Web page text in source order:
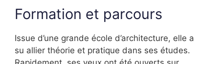
Formation et parcours
Issue d’une grande école d’architecture, elle a
su allier théorie et pratique dans ses études.